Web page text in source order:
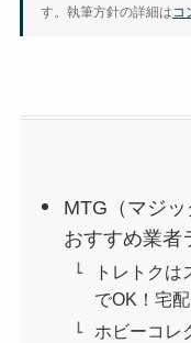
す。執筆方針の詳細はコ
MTG（マジ
おすすめ業者
トレトク
でOK！宅
ホビーコレ